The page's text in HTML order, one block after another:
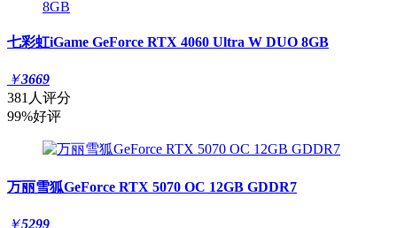
七彩虹iGame GeForce RTX 4060 Ultra W DUO 8GB
￥3669
381人评分
99%好评
万丽雪狐GeForce RTX 5070 OC 12GB GDDR7
￥5299